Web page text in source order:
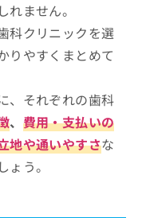
ません。
科クリニックを選
りやすくまとめて
、それぞれの歯科
、 費用・支払いの
地や通いやすさな
う。